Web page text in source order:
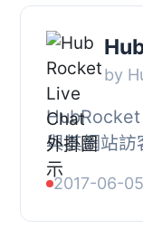
by
與其網站訪
的外觀到自
形象。
2017-06-05